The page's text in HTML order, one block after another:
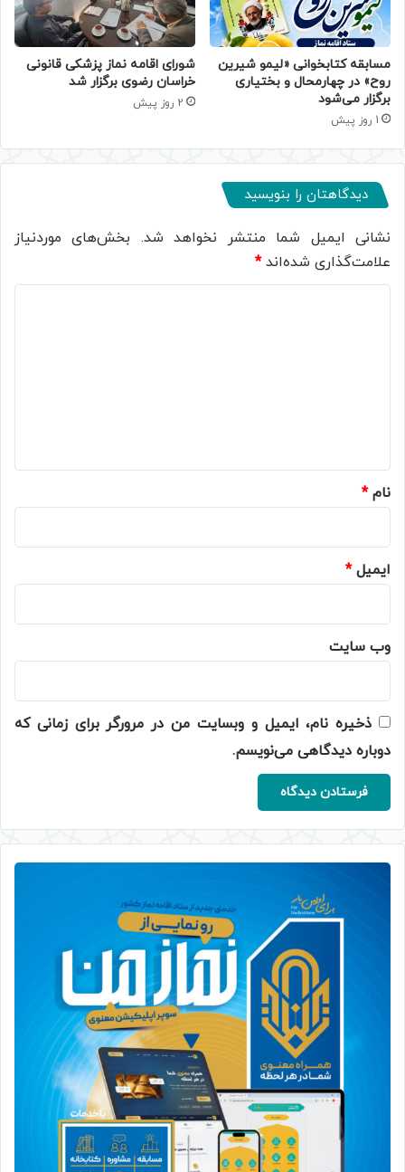
مسابقه کتابخوانی «لیمو شیرین
روح» در چهارمحال و بختیاری
برگزار می‌شود
1 روز پیش
شورای اقامه نماز پزشکی قانونی
خراسان رضوی برگزار شد
2 روز پیش
دیدگاهتان را بنویسید
نشانی ایمیل شما منتشر نخواهد شد. بخش‌های موردنیاز
علامت‌گذاری شده‌اند*
نام*
ایمیل*
وب‌ سایت
ذخیره نام، ایمیل و وبسایت من در مرورگر برای زمانی که
دوباره دیدگاهی می‌نویسم.